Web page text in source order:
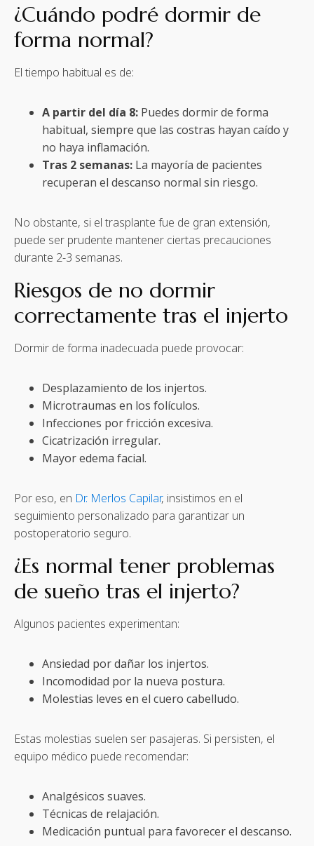
¿Cuándo podré dormir de
forma normal?
El tiempo habitual es de:
A partir del día 8: Puedes dormir de forma
habitual, siempre que las costras hayan caído y
no haya inflamación.
Tras 2 semanas: La mayoría de pacientes
recuperan el descanso normal sin riesgo.
No obstante, si el trasplante fue de gran extensión,
puede ser prudente mantener ciertas precauciones
durante 2-3 semanas.
Riesgos de no dormir
correctamente tras el injerto
Dormir de forma inadecuada puede provocar:
Desplazamiento de los injertos.
Microtraumas en los folículos.
Infecciones por fricción excesiva.
Cicatrización irregular.
Mayor edema facial.
Por eso, en Dr. Merlos Capilar, insistimos en el
seguimiento personalizado para garantizar un
postoperatorio seguro.
¿Es normal tener problemas
de sueño tras el injerto?
Algunos pacientes experimentan:
Ansiedad por dañar los injertos.
Incomodidad por la nueva postura.
Molestias leves en el cuero cabelludo.
Estas molestias suelen ser pasajeras. Si persisten, el
equipo médico puede recomendar:
Analgésicos suaves.
Técnicas de relajación.
Medicación puntual para favorecer el descanso.